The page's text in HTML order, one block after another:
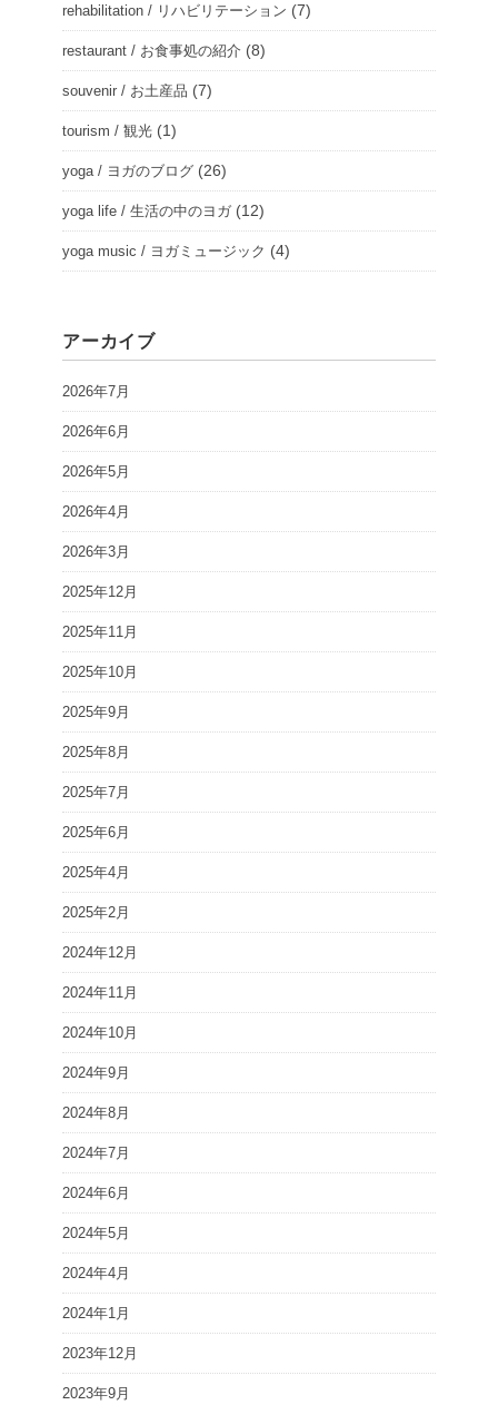
rehabilitation / リハビリテーション (7)
restaurant / お食事処の紹介 (8)
souvenir / お土産品 (7)
tourism / 観光 (1)
yoga / ヨガのブログ (26)
yoga life / 生活の中のヨガ(12)
yoga music / ヨガミュージック (4)
アーカイブ
2026年7月
2026年6月
2026年5月
2026年4月
2026年3月
2025年12月
2025年11月
2025年10月
2025年9月
2025年8月
2025年7月
2025年6月
2025年4月
2025年2月
2024年12月
2024年11月
2024年10月
2024年9月
2024年8月
2024年7月
2024年6月
2024年5月
2024年4月
2024年1月
2023年12月
2023年9月